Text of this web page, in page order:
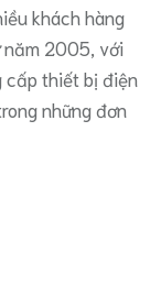
khách hàng
năm 2005, với
cấp thiết bị điện
những đơn